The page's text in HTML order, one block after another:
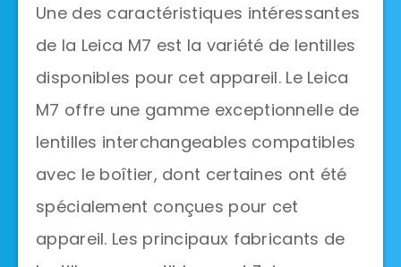
Une des caractéristiques intéressantes
de la Leica M7 est la variété de lentilles
disponibles pour cet appareil. Le Leica
M7 offre une gamme exceptionnelle de
lentilles interchangeables compatibles
avec le boîtier, dont certaines ont été
spécialement conçues pour cet
appareil. Les principaux fabricants de